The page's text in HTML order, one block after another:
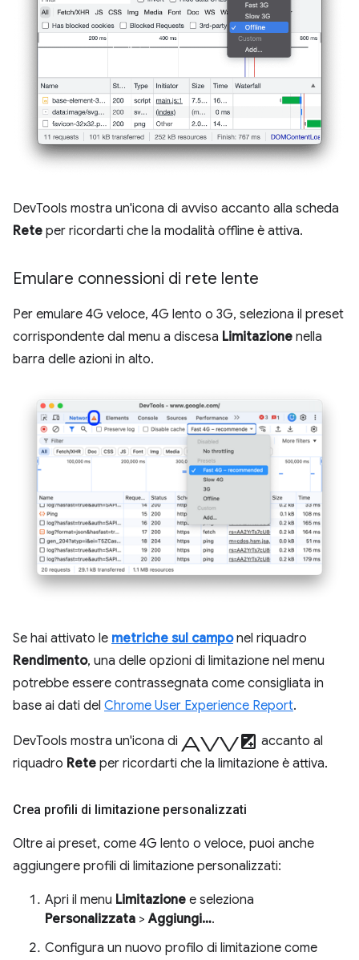
DevTools mostra un'icona di avviso accanto alla scheda
Rete per ricordarti che la modalità offline è attiva.
Emulare connessioni di rete lente
Per emulare 4G veloce, 4G lento o 3G, seleziona il preset
corrispondente dal menu a discesa Limitazione nella
barra delle azioni in alto.
Se hai attivato le metriche sul camponel riquadro
Rendimento, una delle opzioni di limitazione nel menu
potrebbe essere contrassegnata come consigliata in
base ai dati del Chrome User Experience Report.
DevTools mostra un'icona di avviso accanto al
riquadro Rete per ricordarti che la limitazione è attiva.
Crea profili di limitazione personalizzati
Oltre ai preset, come 4G lento o veloce, puoi anche
aggiungere profili di limitazione personalizzati:
Apri il menu Limitazione e seleziona
Personalizzata >Aggiungi….
Configura un nuovo profilo di limitazione come